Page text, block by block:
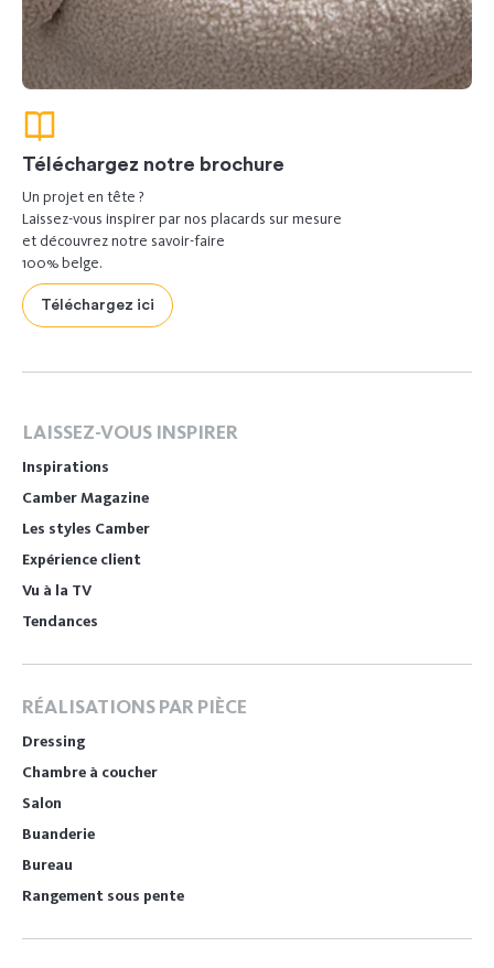
Téléchargez notre brochure
Un projet en tête ?
Laissez-vous inspirer par nos placards sur mesure
et découvrez notre savoir-faire
100% belge.
Téléchargez ici
LAISSEZ-VOUS INSPIRER
Inspirations
Camber Magazine
Les styles Camber
Expérience client
Vu à la TV
Tendances
RÉALISATIONS PAR PIÈCE
Dressing
Chambre à coucher
Salon
Buanderie
Bureau
Rangement sous pente